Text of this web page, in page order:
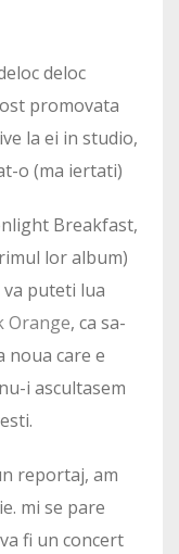
deloc
promovata
la ei in studio,
o (ma iertati)
Breakfast,
lor album)
puteti lua
Orange, ca sa-
care e
i ascultasem
reportaj, am
mi se pare
fi un concert